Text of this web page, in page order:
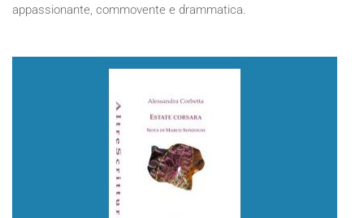
appassionante, commovente e drammatica.